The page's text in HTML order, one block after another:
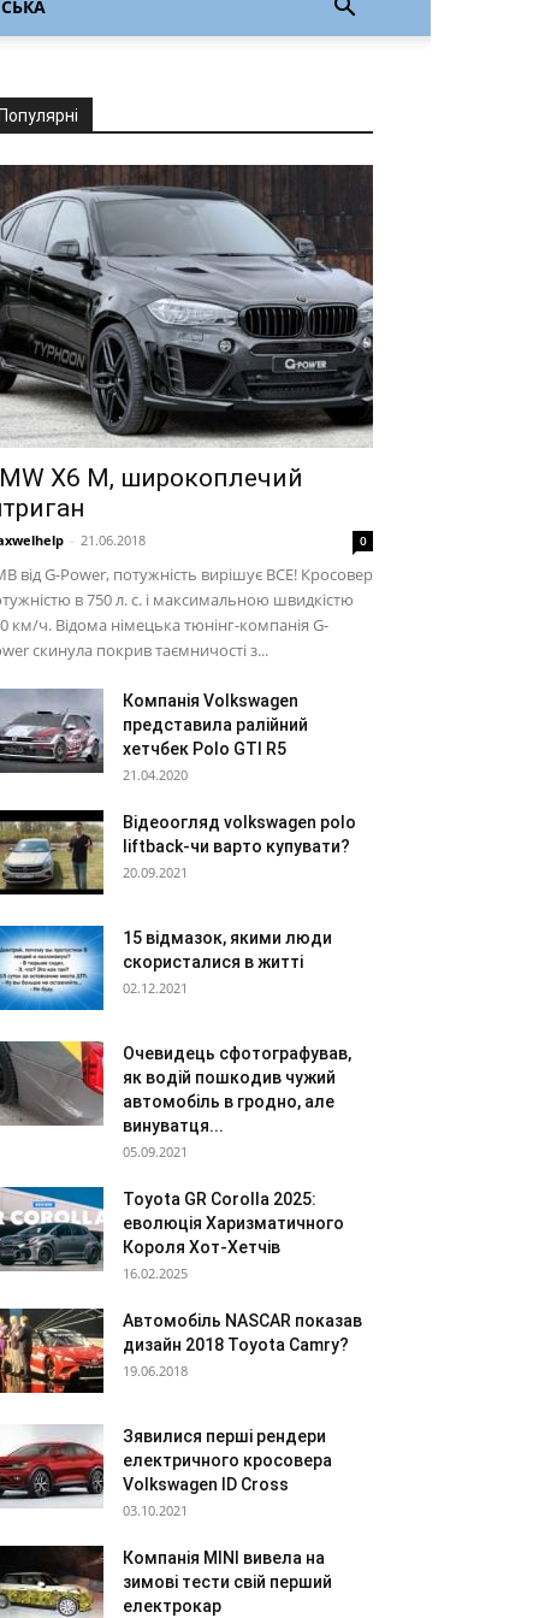
Популярні
X6 M, широкоплечий
- 21.06.2018 0
від G-Power, потужність вирішує ВСЕ! Кросовер
в 750 л. с. і максимальною швидкістю
км/ч. Відома німецька тюнінг-компанія G-
скинула покрив таємничості з...
Компанія Volkswagen
представила ралійний
хетчбек Polo GTI R5
21.04.2020
Відеоогляд volkswagen polo
liftback-чи варто купувати?
20.09.2021
15 відмазок, якими люди
скористалися в житті
02.12.2021
Очевидець сфотографував,
як водій пошкодив чужий
автомобіль в гродно, але
винуватця...
05.09.2021
Toyota GR Corolla 2025:
еволюція Харизматичного
Короля Хот-Хетчів
16.02.2025
Автомобіль NASCAR показав
дизайн 2018 Toyota Camry?
19.06.2018
Зявилися перші рендери
електричного кросовера
Volkswagen ID Cross
03.10.2021
Компанія MINI вивела на
зимові тести свій перший
електрокар